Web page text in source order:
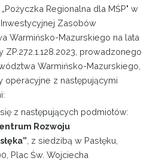
Regionalna dla MŚP" w
Zasobów
Warmińsko-Mazurskiego na lata
prowadzonego
Warmińsko-Mazurskiego,
operacyjne z następującymi
z następujących podmiotów:
Rozwoju
, z siedzibą w Pasłęku,
Plac Św. Wojciecha